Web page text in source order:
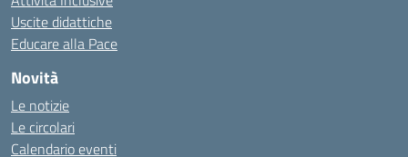
Uscite didattiche
Educare alla Pace
Novità
Le notizie
Le circolari
Calendario eventi